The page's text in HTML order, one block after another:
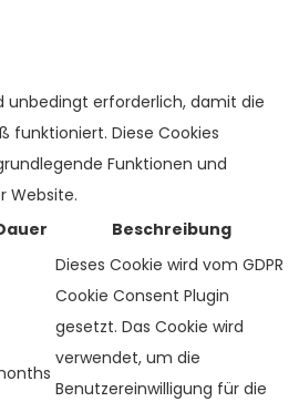
unbedingt erforderlich, damit die
funktioniert. Diese Cookies
Funktionen und
Website.
Beschreibung
Dieses Cookie wird vom GDPR
Cookie Consent Plugin
gesetzt. Das Cookie wird
verwendet, um die
Benutzereinwilligung für die